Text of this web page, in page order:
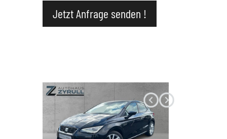
Impressum
Jetzt Anfrage senden !